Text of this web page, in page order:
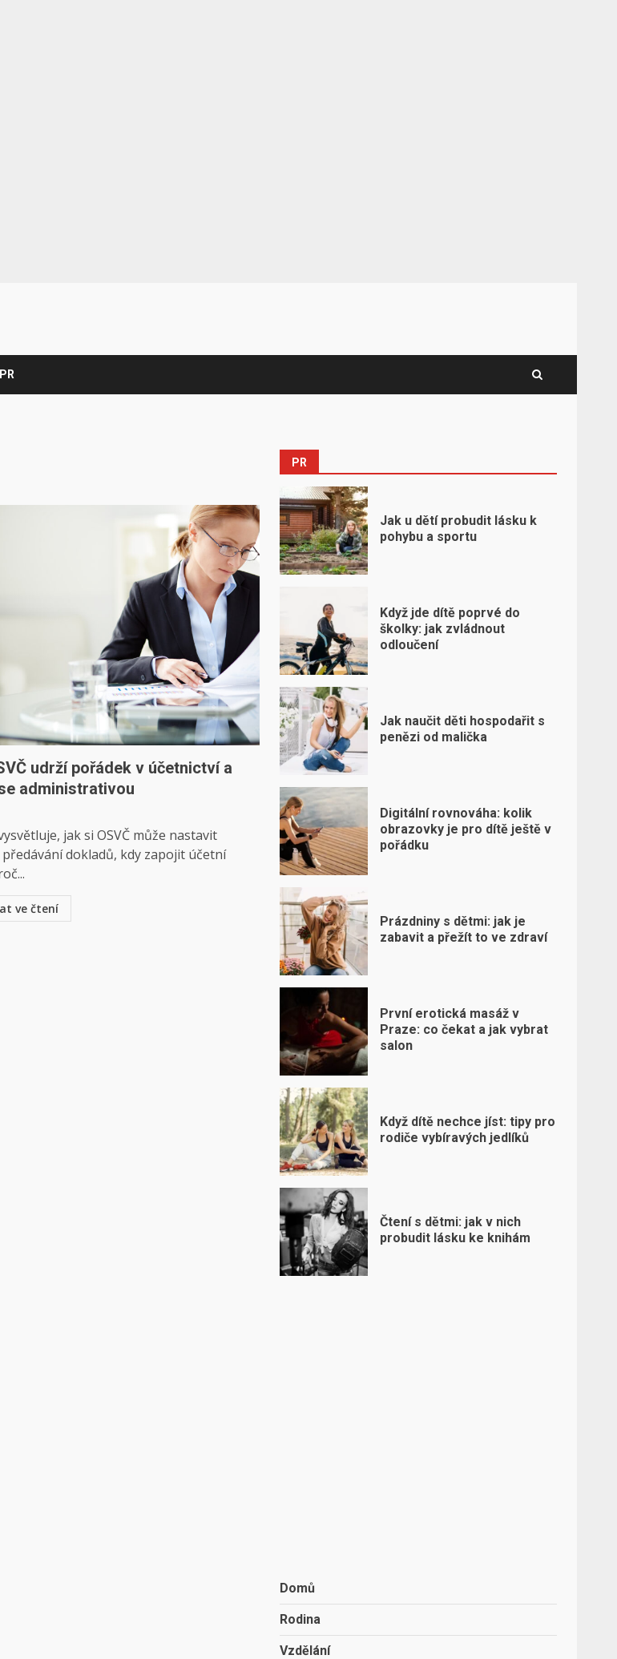
PR
udrží pořádek v účetnictví a
administrativou
jak si OSVČ může nastavit
dokladů, kdy zapojit účetní
ve čtení
PR
Jak u dětí probudit lásku k
pohybu a sportu
Když jde dítě poprvé do
školky: jak zvládnout
odloučení
Jak naučit děti hospodařit s
penězi od malička
Digitální rovnováha: kolik
obrazovky je pro dítě ještě v
pořádku
Prázdniny s dětmi: jak je
zabavit a přežít to ve zdraví
První erotická masáž v
Praze: co čekat a jak vybrat
salon
Když dítě nechce jíst: tipy pro
rodiče vybíravých jedlíků
Čtení s dětmi: jak v nich
probudit lásku ke knihám
Domů
Rodina
Vzdělání